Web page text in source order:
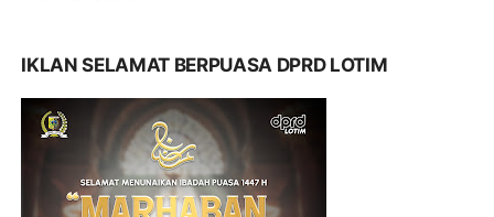
IKLAN SELAMAT BERPUASA DPRD LOTIM